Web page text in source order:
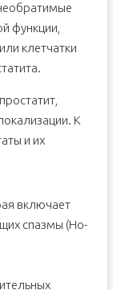
функции,
клетчатки
К
и их
включает
спазмы (Но-